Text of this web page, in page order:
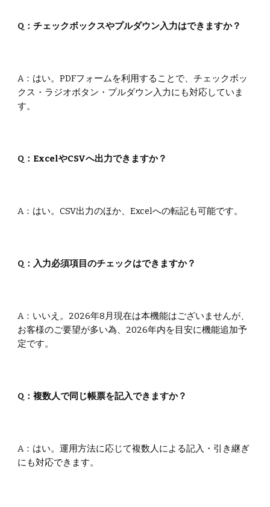
Q：チェックボックスやプルダウン入力はできますか？
A： はい。PDFフォームを利用することで、チェックボッ
クス・ラジオボタン・プルダウン入力にも対応していま
す。
Q： ExcelやCSVへ出力できますか？
A： はい。CSV出力のほか、Excelへの転記も可能です。
Q： 入力必須項目のチェックはできますか？
A： いいえ 。 2026年8月現在は本機能はございませんが、
お客様のご要望が多い為、2026年内を目安に機能追加予
定です。
Q：複数人で同じ帳票を記入できますか？
A： はい。運用方法に応じて複数人による記入・引き継ぎ
にも対応できます。